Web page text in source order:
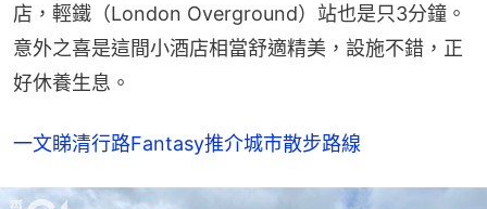
店，輕鐵（London Overground）站也是只3分鐘。
意外之喜是這間小酒店相當舒適精美，設施不錯，正
好休養生息。
一文睇清行路Fantasy推介城市散步路線